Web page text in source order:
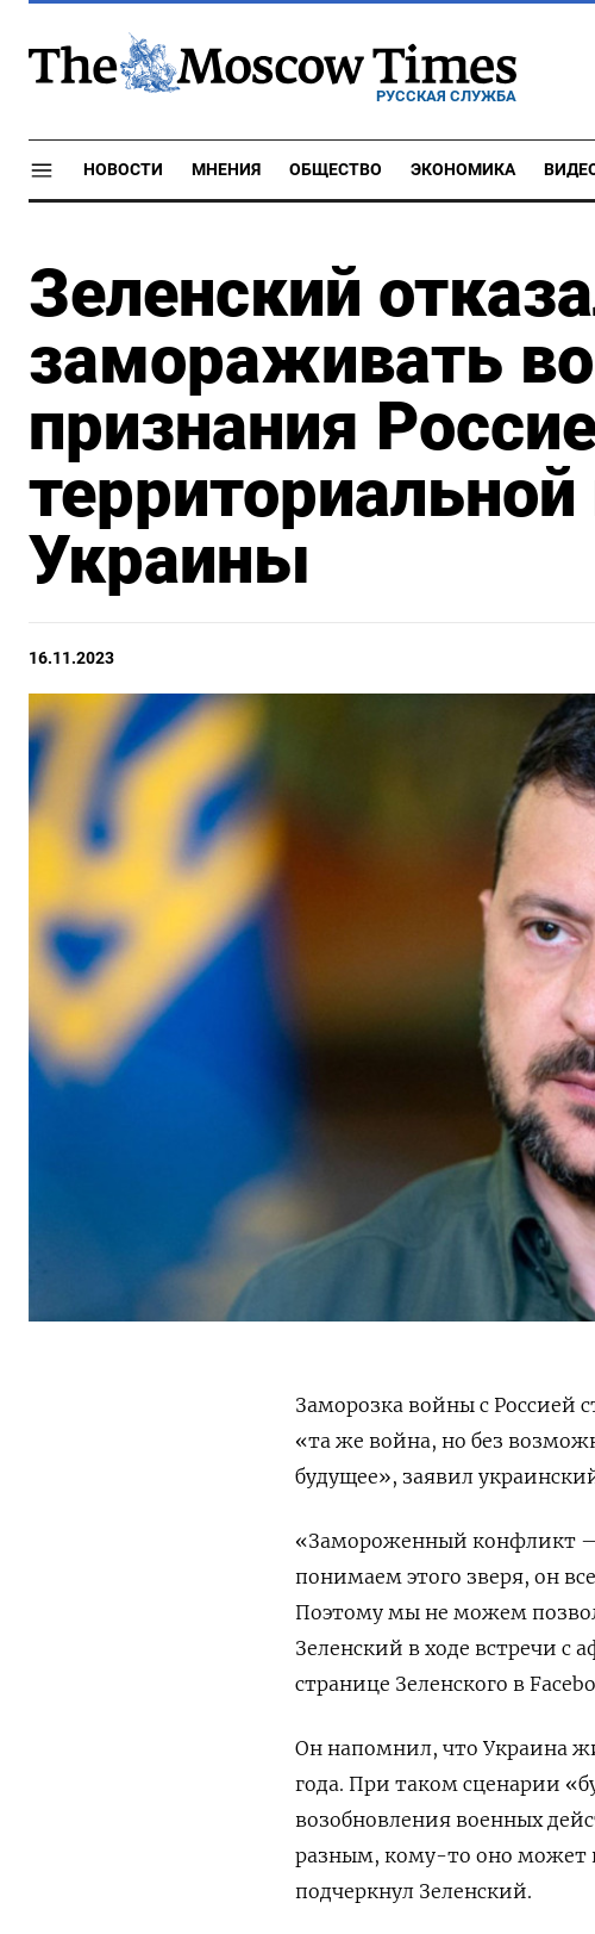
РУССКАЯ СЛУЖБА
НОВОСТИ МНЕНИЯ ОБЩЕСТВО ЭКОНОМИКА
Зеленский
замораживать
признания
Украины
16.11.2023
Заморозка войны с Россией
«та же война, но без
будущее», заявил
«Замороженный конфликт —
понимаем этого зверя, он
Поэтому мы не можем
Зеленский в ходе встречи с
странице Зеленского в
Он напомнил, что Украина
года. При таком сценарии
возобновления военных
разным, кому-то оно может
подчеркнул Зеленский.